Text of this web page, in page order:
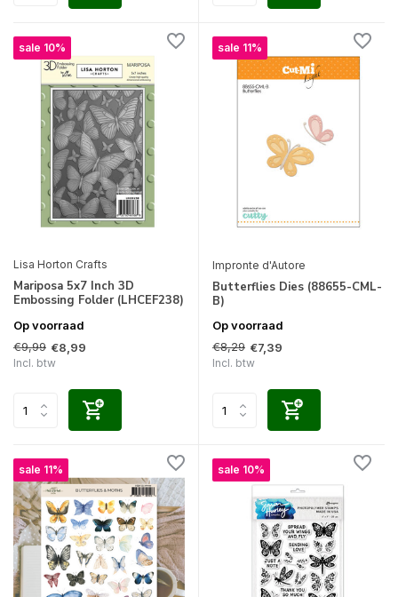
sale 10%
Lisa Horton Crafts
Mariposa 5x7 Inch 3D
Embossing Folder (LHCEF238)
Op voorraad
€9,99 €8,99
Incl. btw
sale 11%
Impronte d'Autore
Butterflies Dies (88655-CML-
B)
Op voorraad
€8,29 €7,39
Incl. btw
sale 11% sale 10%